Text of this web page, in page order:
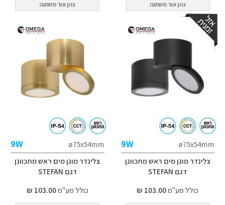
גוון אור משתנה גוון אור משתנה
ø75x54mm
9W
צלינדר מוגן מים ראש מתכוונן
דגם STEFAN
כולל מע"מ103.00 ₪
ø75x54mm
9W
צלינדר מוגן מים ראש מתכוונן
דגם STEFAN
כולל מע"מ103.00 ₪